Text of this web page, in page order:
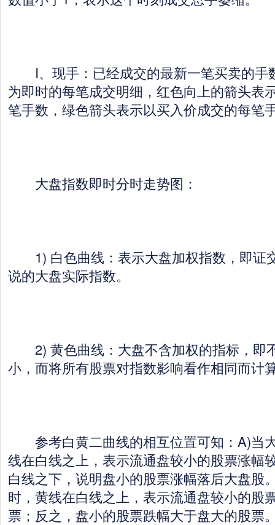
I、现手：已经成交的最新一笔买卖的手
为即时的每笔成交明细，红色向上的箭头表
笔手数，绿色箭头表示以买入价成交的每笔
大盘指数即时分时走势图：
1) 白色曲线：表示大盘加权指数，即证
说的大盘实际指数。
2) 黄色曲线：大盘不含加权的指标，即
小，而将所有股票对指数影响看作相同而计
参考白黄二曲线的相互位置可知：A)当
线在白线之上，表示流通盘较小的股票涨幅
白线之下，说明盘小的股票涨幅落后大盘股
时，黄线在白线之上，表示流通盘较小的股
票；反之，盘小的股票跌幅大于盘大的股票